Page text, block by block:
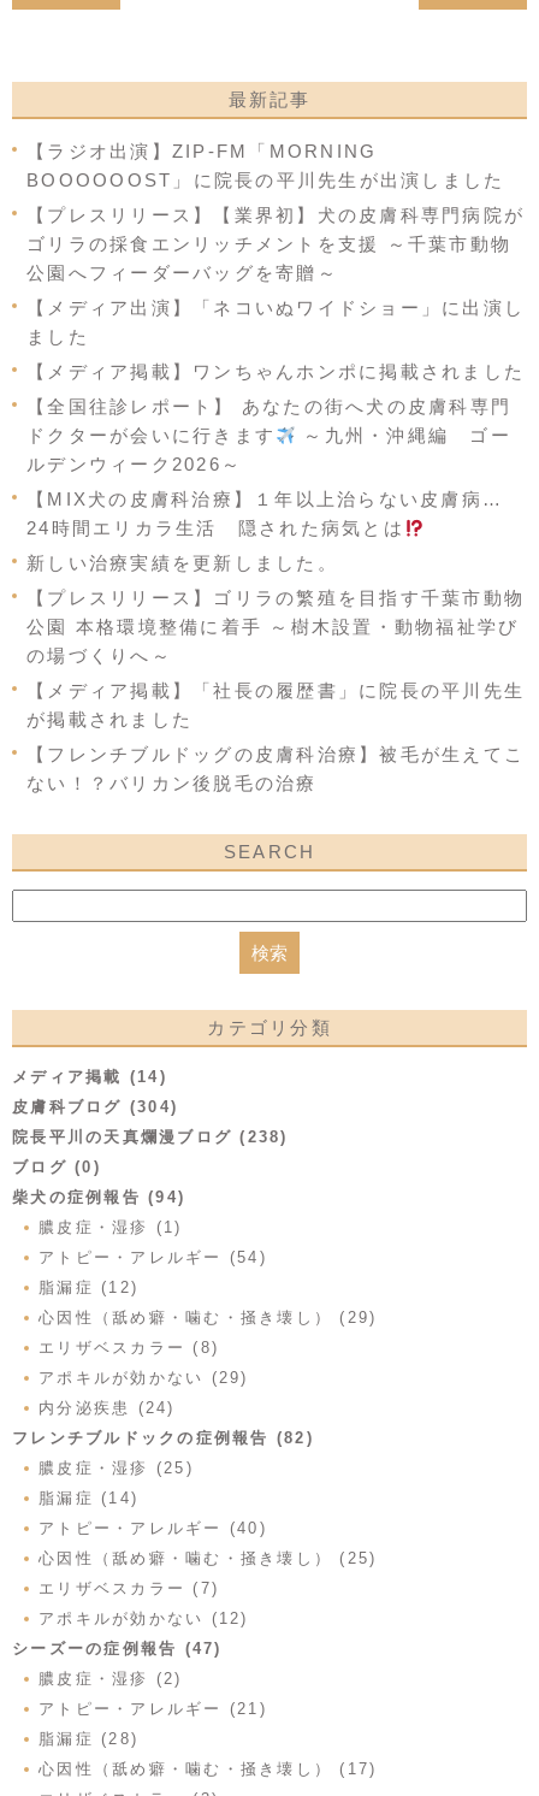
最新記事
【ラジオ出演】ZIP-FM「MORNING
BOOOOOOST」に院長の平川先生が出演しました
【プレスリリース】【業界初】犬の皮膚科専門病院が
ゴリラの採食エンリッチメントを支援 ～千葉市動物
公園へフィーダーバッグを寄贈～
【メディア出演】「ネコいぬワイドショー」に出演し
ました
【メディア掲載】ワンちゃんホンポに掲載されました
【全国往診レポート】 あなたの街へ犬の皮膚科専門
ドクターが会いに行きます
～九州・沖縄編 ゴー
ルデンウィーク2026～
【MIX犬の皮膚科治療】１年以上治らない皮膚病…
24時間エリカラ生活 隠された病気とは
新しい治療実績を更新しました。
【プレスリリース】ゴリラの繁殖を目指す千葉市動物
公園 本格環境整備に着手 ～樹木設置・動物福祉学び
の場づくりへ～
【メディア掲載】「社長の履歴書」に院長の平川先生
が掲載されました
【フレンチブルドッグの皮膚科治療】被毛が生えてこ
ない！？バリカン後脱毛の治療
SEARCH
カテゴリ分類
メディア掲載 (14)
皮膚科ブログ (304)
院長平川の天真爛漫ブログ (238)
ブログ (0)
柴犬の症例報告 (94)
膿皮症・湿疹 (1)
アトピー・アレルギー (54)
脂漏症 (12)
心因性（舐め癖・噛む・掻き壊し） (29)
エリザベスカラー (8)
アポキルが効かない (29)
内分泌疾患 (24)
フレンチブルドックの症例報告 (82)
膿皮症・湿疹 (25)
脂漏症 (14)
アトピー・アレルギー (40)
心因性（舐め癖・噛む・掻き壊し） (25)
エリザベスカラー (7)
アポキルが効かない (12)
シーズーの症例報告 (47)
膿皮症・湿疹 (2)
アトピー・アレルギー (21)
脂漏症 (28)
心因性（舐め癖・噛む・掻き壊し） (17)